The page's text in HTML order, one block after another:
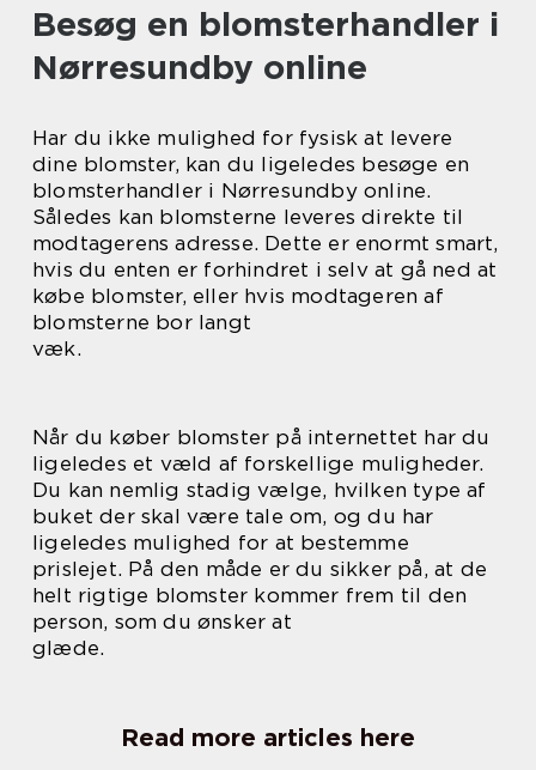
Besøg en blomsterhandler i
Nørresundby online
Har du ikke mulighed for fysisk at levere
dine blomster, kan du ligeledes besøge en
blomsterhandler i Nørresundby online.
Således kan blomsterne leveres direkte til
modtagerens adresse. Dette er enormt smart,
hvis du enten er forhindret i selv at gå ned at
købe blomster, eller hvis modtageren af
blomsterne bor langt
væk.
Når du køber blomster på internettet har du
ligeledes et væld af forskellige muligheder.
Du kan nemlig stadig vælge, hvilken type af
buket der skal være tale om, og du har
ligeledes mulighed for at bestemme
prislejet. På den måde er du sikker på, at de
helt rigtige blomster kommer frem til den
person, som du ønsker at
glæde.
Read more articles here